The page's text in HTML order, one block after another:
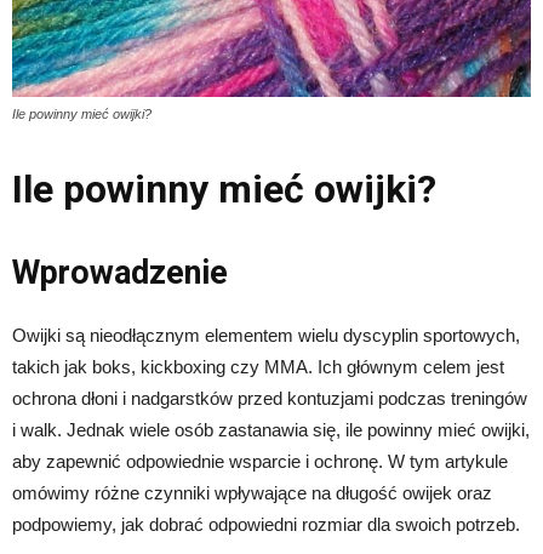
Ile powinny mieć owijki?
Ile powinny mieć owijki?
Wprowadzenie
Owijki są nieodłącznym elementem wielu dyscyplin sportowych,
takich jak boks, kickboxing czy MMA. Ich głównym celem jest
ochrona dłoni i nadgarstków przed kontuzjami podczas treningów
i walk. Jednak wiele osób zastanawia się, ile powinny mieć owijki,
aby zapewnić odpowiednie wsparcie i ochronę. W tym artykule
omówimy różne czynniki wpływające na długość owijek oraz
podpowiemy, jak dobrać odpowiedni rozmiar dla swoich potrzeb.